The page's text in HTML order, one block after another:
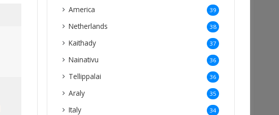
America 39
Netherlands 38
Kaithady 37
Nainativu 36
Tellippalai 36
Araly 35
Italy 34